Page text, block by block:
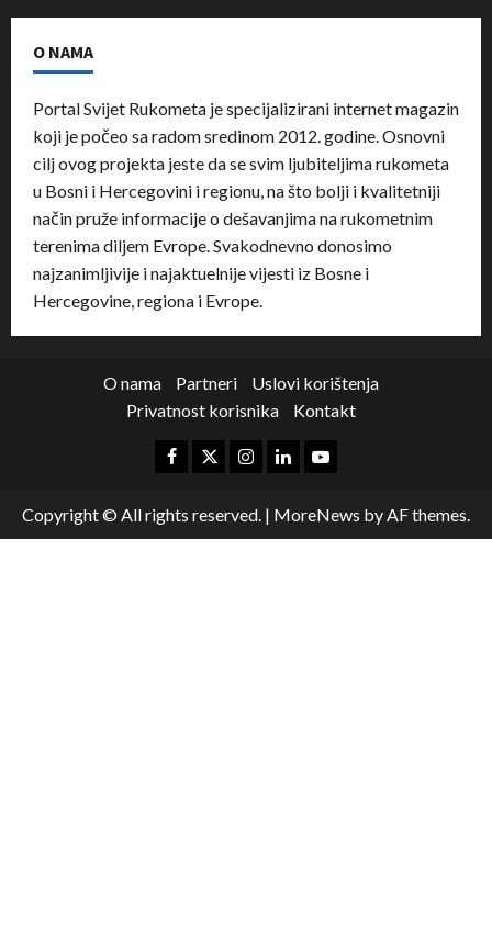
O NAMA
Portal Svijet Rukometa je specijalizirani internet magazin
koji je počeo sa radom sredinom 2012. godine. Osnovni
cilj ovog projekta jeste da se svim ljubiteljima rukometa
u Bosni i Hercegovini i regionu, na što bolji i kvalitetniji
način pruže informacije o dešavanjima na rukometnim
terenima diljem Evrope. Svakodnevno donosimo
najzanimljivije i najaktuelnije vijesti iz Bosne i
Hercegovine, regiona i Evrope.
O nama Partneri
Uslovi korištenja
Privatnost korisnika
Kontakt
Copyright © All rights reserved. | MoreNews by AF themes.